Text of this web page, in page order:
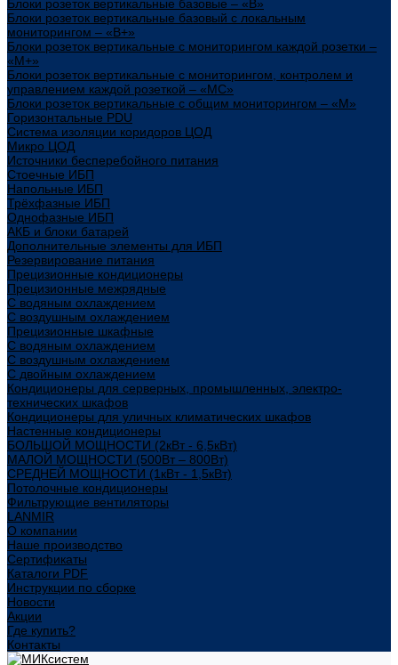
Блоки розеток вертикальные базовые – «В»
Блоки розеток вертикальные базовый с локальным
мониторингом – «В+»
Блоки розеток вертикальные с мониторингом каждой розетки –
«М+»
Блоки розеток вертикальные с мониторингом, контролем и
управлением каждой розеткой – «МС»
Блоки розеток вертикальные с общим мониторингом – «М»
Горизонтальные PDU
Система изоляции коридоров ЦОД
Микро ЦОД
Источники бесперебойного питания
Стоечные ИБП
Напольные ИБП
Трёхфазные ИБП
Однофазные ИБП
АКБ и блоки батарей
Дополнительные элементы для ИБП
Резервирование питания
Прецизионные кондиционеры
Прецизионные межрядные
С водяным охлаждением
С воздушным охлаждением
Прецизионные шкафные
С водяным охлаждением
С воздушным охлаждением
С двойным охлаждением
Кондиционеры для серверных, промышленных, электро-
технических шкафов
Кондиционеры для уличных климатических шкафов
Настенные кондиционеры
БОЛЬШОЙ МОЩНОСТИ (2кВт - 6,5кВт)
МАЛОЙ МОЩНОСТИ (500Вт – 800Вт)
СРЕДНЕЙ МОЩНОСТИ (1кВт - 1,5кВт)
Потолочные кондиционеры
Фильтрующие вентиляторы
LANMIR
О компании
Наше производство
Сертификаты
Каталоги PDF
Инструкции по сборке
Новости
Акции
Где купить?
Контакты